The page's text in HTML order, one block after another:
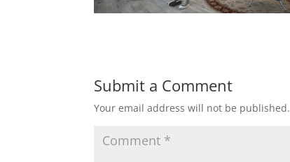
Submit a Comment
Your email address will not be published.